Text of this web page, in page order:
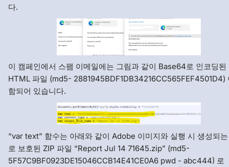
다.
이 캠페인에서 스팸 이메일에는 그림과 같이 Base64로 인코딩된
HTML 파일 (md5- 2881945BDF1DB34216CC565FEF4501D4)
함되어 있습니다.
“var text” 함수는 아래와 같이 Adobe 이미지와 실행 시 생성되
로 보호된 ZIP 파일 “Report Jul 14 71645.zip” (md5-
5F57C9BF0923DE15046CCB14E41CE0A6 pwd - abc444) 로